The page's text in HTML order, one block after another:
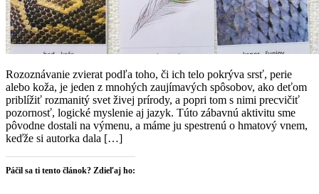
Rozoznávanie zvierat podľa toho, či ich telo pokrýva srsť, perie
alebo koža, je jeden z mnohých zaujímavých spôsobov, ako deťom
priblížiť rozmanitý svet živej prírody, a popri tom s nimi precvičiť
pozornosť, logické myslenie aj jazyk. Túto zábavnú aktivitu sme
pôvodne dostali na výmenu, a máme ju spestrenú o hmatový vnem,
keďže si autorka dala […]
Páčil sa ti tento článok? Zdieľaj ho: